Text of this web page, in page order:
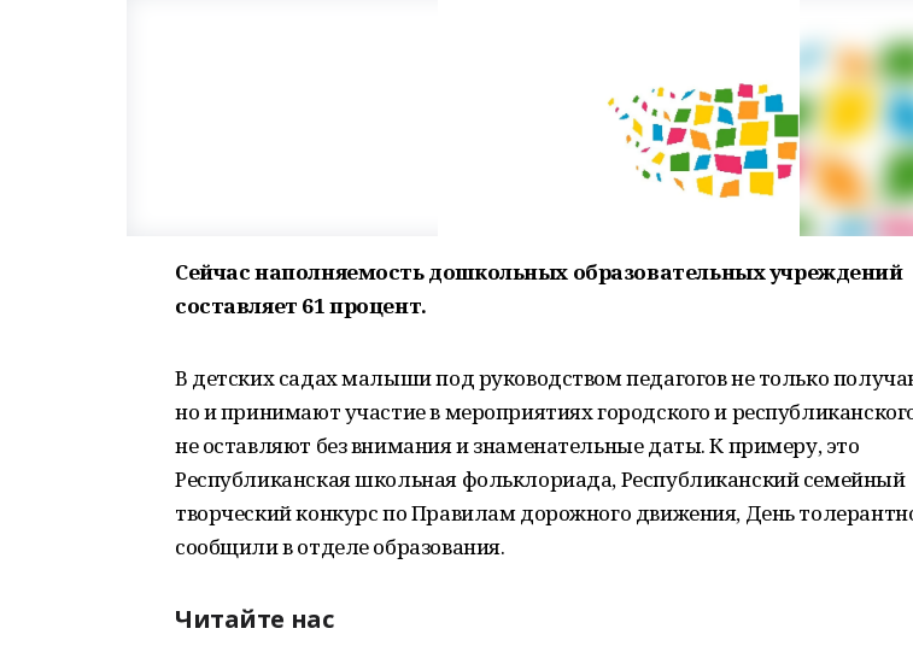
Сейчас наполняемость дошкольных образовательных учреждений
составляет 61 процент.
В детских садах малыши под руководством педагогов не только
но и принимают участие в мероприятиях городского и
не оставляют без внимания и знаменательные даты. К примеру, это
Республиканская школьная фольклориада, Республиканский семейный
творческий конкурс по Правилам дорожного движения, День
сообщили в отделе образования.
Читайте нас